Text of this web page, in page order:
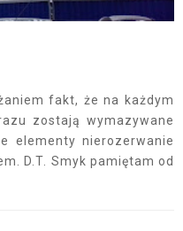
fakt, że na każdym
zostają wymazywane
elementy nierozerwanie
D.T. Smyk pamiętam od